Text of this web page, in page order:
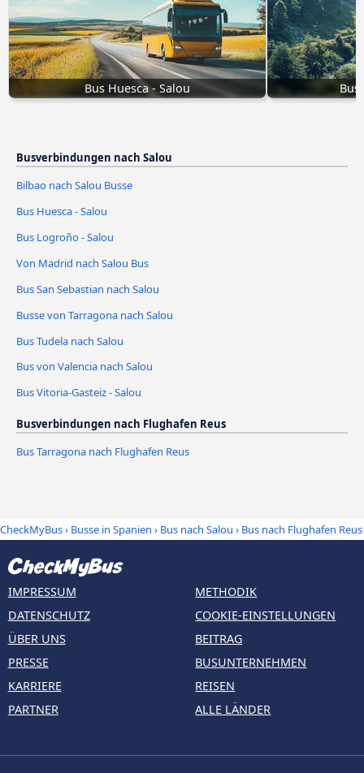
Bus Huesca - Salou
Busverbindungen nach Salou
Bilbao nach Salou Busse
Bus Huesca - Salou
Bus Logroño - Salou
Von Madrid nach Salou Bus
Bus San Sebastian nach Salou
Busse von Tarragona nach Salou
Bus Tudela nach Salou
Bus von Valencia nach Salou
Bus Vitoria-Gasteiz - Salou
Busverbindungen nach Flughafen Reus
Bus Tarragona nach Flughafen Reus
CheckMyBus› Busse in Spanien › Bus nach Salou › Bus nach Flughafen Reus
IMPRESSUM
DATENSCHUTZ
ÜBER UNS
PRESSE
KARRIERE
PARTNER
METHODIK
COOKIE-EINSTELLUNGEN
BEITRAG
BUSUNTERNEHMEN
REISEN
ALLE LÄNDER